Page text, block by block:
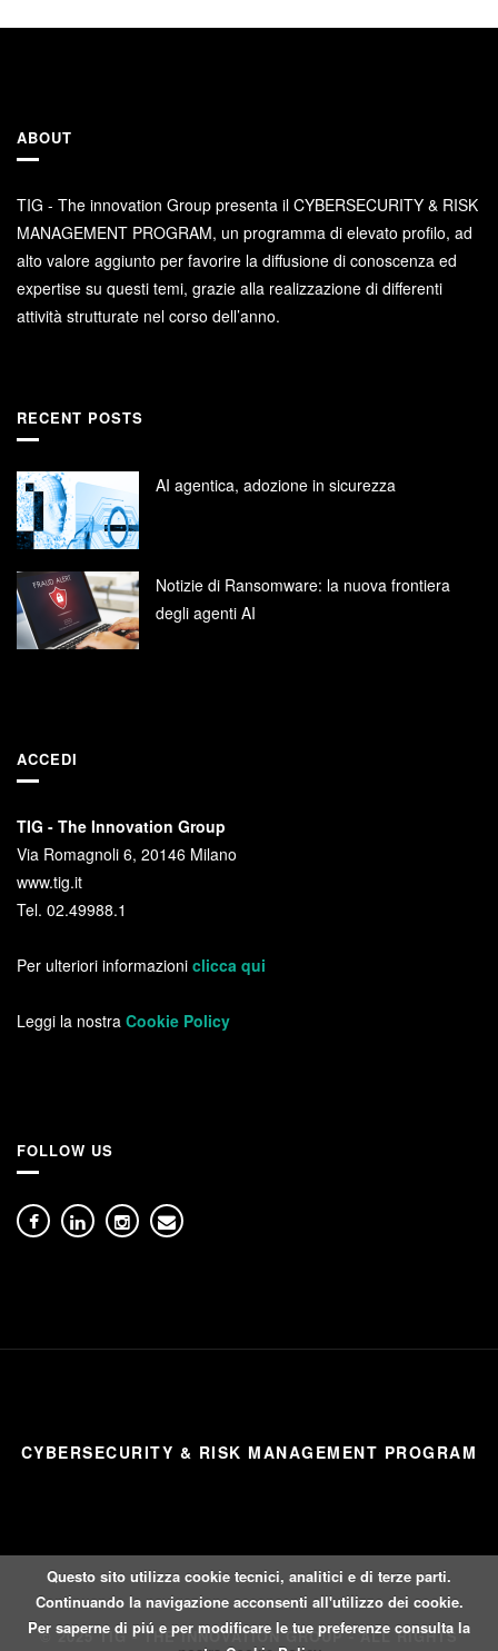
ABOUT
TIG - The innovation Group presenta il CYBERSECURITY & RISK
MANAGEMENT PROGRAM, un programma di elevato profilo, ad
alto valore aggiunto per favorire la diffusione di conoscenza ed
expertise su questi temi, grazie alla realizzazione di differenti
attività strutturate nel corso dell’anno.
RECENT POSTS
AI agentica, adozione in sicurezza
Notizie di Ransomware: la nuova frontiera
degli agenti AI
ACCEDI
TIG - The Innovation Group
Via Romagnoli 6, 20146 Milano
www.tig.it
Tel. 02.49988.1
Per ulteriori informazioni clicca qui
Leggi la nostra Cookie Policy
FOLLOW US
CYBERSECURITY & RISK MANAGEMENT PROGRAM
© 2025 TIG - THE INNOVATION GROUP - ALL RIGHTS
Questo sito utilizza cookie tecnici, analitici e di terze parti.
Continuando la navigazione acconsenti all'utilizzo dei cookie.
Per saperne di piú e per modificare le tue preferenze consulta la